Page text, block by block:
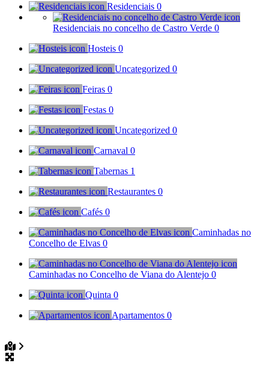
Residenciais 0
Residenciais no concelho de Castro Verde 0
Hosteis 0
Uncategorized 0
Feiras 0
Festas 0
Uncategorized 0
Carnaval 0
Tabernas 1
Restaurantes 0
Cafés 0
Caminhadas no
Concelho de Elvas 0
Caminhadas no Concelho de Viana do Alentejo 0
Quinta 0
Apartamentos 0